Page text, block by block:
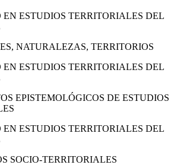
ESTUDIOS TERRITORIALES DEL
NATURALEZAS, TERRITORIOS
ESTUDIOS TERRITORIALES DEL
EPISTEMOLÓGICOS DE ESTUDIOS
ESTUDIOS TERRITORIALES DEL
SOCIO-TERRITORIALES